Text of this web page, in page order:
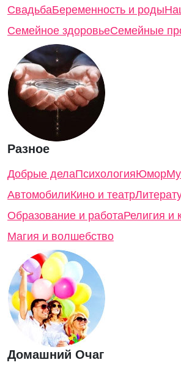
СвадьбаБеременность и роды
Семейное здоровьеСемейные
Разное
Добрые делаПсихологияЮмор
АвтомобилиКино и театр
Образование и работаРелигия и
Магия и волшебство
Домашний Очаг